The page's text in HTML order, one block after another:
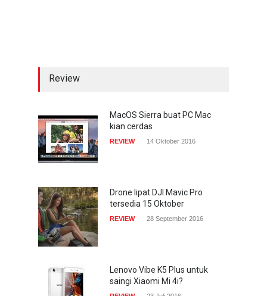
pandangan mata
TECH SPEC
gencar
COMPUTING & SOFTWARE
Review
MacOS Sierra buat PC Mac
kian cerdas
REVIEW 14 Oktober 2016
Drone lipat DJI Mavic Pro
tersedia 15 Oktober
REVIEW 28 September 2016
Lenovo Vibe K5 Plus untuk
saingi Xiaomi Mi 4i?